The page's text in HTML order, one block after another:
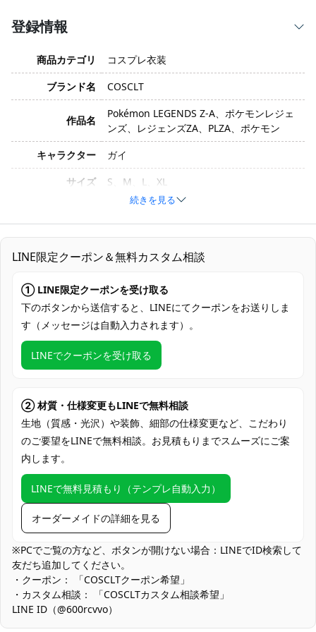
登録情報
商品カテゴリ
コスプレ衣装
ブランド名
COSCLT
作品名
Pokémon LEGENDS Z-A、ポケモンレジェ
ンズ、レジェンズZA、PLZA、ポケモン
キャラクター
ガイ
サイズ
S、M、L、XL
コスプレ専用生地
セット内容
コート、Tシャツ、ズボン
加工に7～15営業日、配送に5～7営業日
度でお届け
支払い方法
クレジットカード（VISA、Master、JCB、
Discover、AMERICAN EXPRESS）、
PayPal、銀行振込
使用場所
ロケーション撮影（街撮り）、ハロウィン
仮装、学園祭・文化祭ステージ、SNS用ポ
ートレート
コスプレ対象
ァン、出演者
他の衣類と同じく、清潔に乾燥を保ち、鋭
い物によっての破れを避けてください。
商品状態
新品未使用
お手入れ方法：装飾パーツ保護のため、単独での弱い手洗いを推
奨。脱水は短時間で形を整えて陰干しにし、スチームで軽く整え
ると長く綺麗に保てます。
続きを見る
LINE限定クーポン＆無料カスタム相談
① LINE限定クーポンを受け取る
下のボタンから送信すると、LINEにてクーポンをお送りしま
す（メッセージは自動入力されます）。
LINEでクーポンを受け取る
② 材質・仕様変更もLINEで無料相談
生地（質感・光沢）や装飾、細部の仕様変更など、こだわり
のご要望をLINEで無料相談。お見積もりまでスムーズにご案
内します。
LINEで無料見積もり（テンプレ自動入力）
オーダーメイドの詳細を見る
※PCでご覧の方など、ボタンが開けない場合：LINEでID検索して
友だち追加してください。
・クーポン： 「COSCLTクーポン希望」
・カスタム相談： 「COSCLTカスタム相談希望」
LINE ID（@600rcvvo）